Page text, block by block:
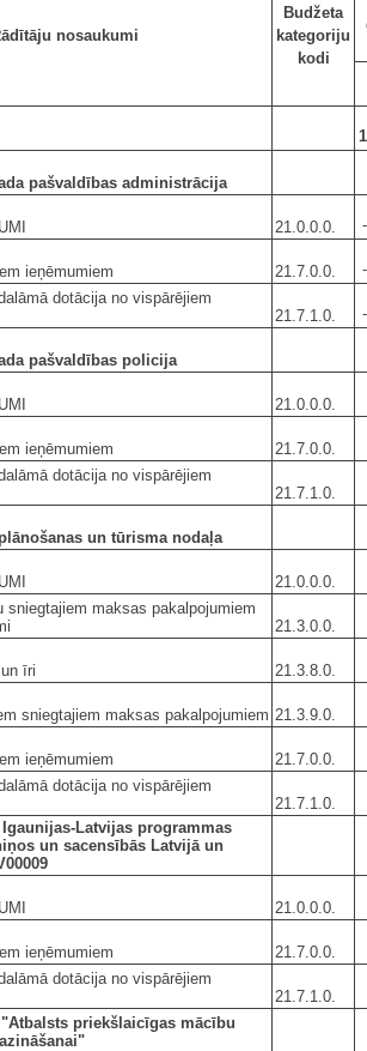
nosaukumi
Budžeta
kategoriju
kodi
pašvaldības administrācija
21.0.0.0.
ieņēmumiem 21.7.0.0.
dotācija no vispārējiem
21.7.1.0.
pašvaldības policija
21.0.0.0.
ieņēmumiem
21.7.0.0.
dotācija no vispārējiem
21.7.1.0.
un tūrisma nodaļa
21.0.0.0.
sniegtajiem maksas pakalpojumiem
21.3.0.0.
īri 21.3.8.0.
sniegtajiem maksas pakalpojumiem 21.3.9.0.
ieņēmumiem
21.7.0.0.
dotācija no vispārējiem
21.7.1.0.
Igaunijas-Latvijas programmas
un sacensībās Latvijā un
21.0.0.0.
ieņēmumiem
21.7.0.0.
dotācija no vispārējiem
21.7.1.0.
"Atbalsts priekšlaicīgas mācību